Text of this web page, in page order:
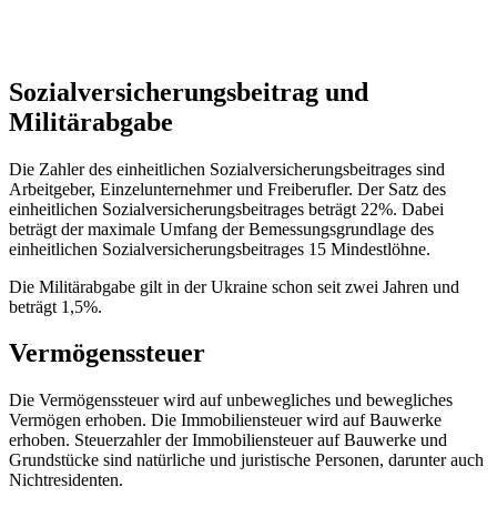
Sozialversicherungsbeitrag und
Militärabgabe
Die Zahler des einheitlichen Sozialversicherungsbeitrages sind
Arbeitgeber, Einzelunternehmer und Freiberufler. Der Satz des
einheitlichen Sozialversicherungsbeitrages beträgt 22%. Dabei
beträgt der maximale Umfang der Bemessungsgrundlage des
einheitlichen Sozialversicherungsbeitrages 15 Mindestlöhne.
Die Militärabgabe gilt in der Ukraine schon seit zwei Jahren und
beträgt 1,5%.
Vermögenssteuer
Die Vermögenssteuer wird auf unbewegliches und bewegliches
Vermögen erhoben. Die Immobiliensteuer wird auf Bauwerke
erhoben. Steuerzahler der Immobiliensteuer auf Bauwerke und
Grundstücke sind natürliche und juristische Personen, darunter auch
Nichtresidenten.